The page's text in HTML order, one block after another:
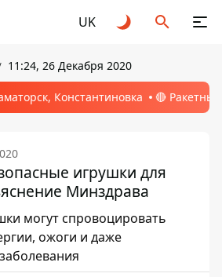
UK
11:24, 26 Декабря 2020
Константиновка 🔴
игрушки для
Минздрава
могут спровоцировать
ожоги и даже